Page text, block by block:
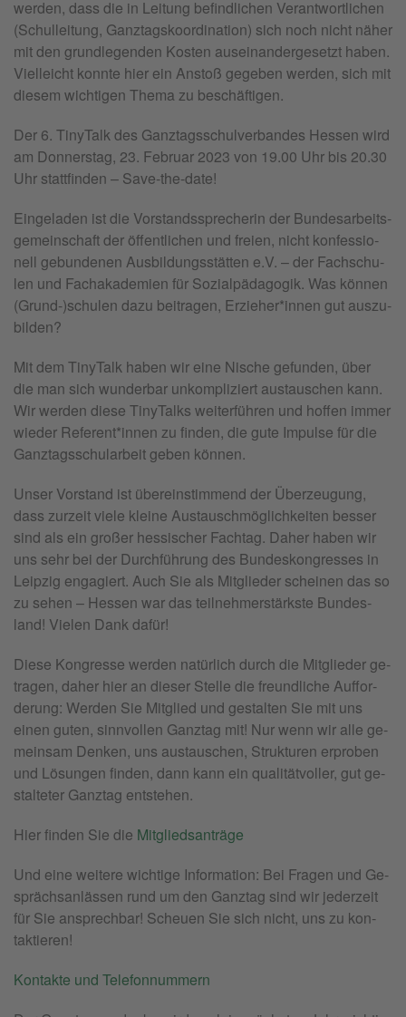
wer­den, dass die in Lei­tung be­find­li­chen Verant­wort­li­chen
(Schul­lei­tung, Ganz­tags­ko­or­di­na­ti­on) sich noch nicht näher
mit den grund­le­gen­den Kos­ten aus­ein­an­der­ge­setzt haben.
Vi­el­leicht konn­te hier ein An­stoß ge­ge­ben wer­den, sich mit
die­sem wich­ti­gen Thema zu be­schäf­ti­gen.
Der 6. Ti­nyTalk des Ganz­tags­schul­ver­ban­des Hes­sen wird
am Don­ners­tag, 23. Fe­bru­ar 2023 von 19.00 Uhr bis 20.30
Uhr statt­fin­den – Save-the-date!
Ein­ge­la­den ist die Vor­stands­spre­che­rin der Bun­des­ar­beits­
ge­mein­schaft der öf­fent­li­chen und frei­en, nicht kon­fes­sio­
nell ge­bun­de­nen Aus­bil­dungs­stät­ten e.V. – der Fach­schu­
len und Fach­aka­de­mi­en für So­zi­al­päd­ago­gik. Was kön­nen
(Grund-)schu­len dazu bei­tra­gen, Er­zie­her*in­nen gut aus­zu­
bil­den?
Mit dem Ti­nyTalk haben wir eine Ni­sche ge­fun­den, über
die man sich wun­der­bar un­kom­pli­ziert aus­tau­schen kann.
Wir wer­den diese Ti­nyTalks wei­ter­füh­ren und hof­fen immer
wie­der Re­fe­rent*in­nen zu fin­den, die gute Im­pul­se für die
Ganz­tags­schul­ar­beit geben kön­nen.
Unser Vor­stand ist über­ein­stim­mend der Über­zeu­gung,
dass zur­zeit viele klei­ne Aus­tauschmög­lich­kei­ten bes­ser
sind als ein großer hes­si­scher Fach­tag. Daher haben wir
uns sehr bei der Durch­füh­rung des Bun­des­kon­gres­ses in
Leip­zig en­ga­giert. Auch Sie als Mit­glie­der schei­nen das so
zu sehen – Hes­sen war das teil­neh­mer­stärks­te Bun­des­
land! Vie­len Dank dafür!
Diese Kon­gres­se wer­den na­tür­lich durch die Mit­glie­der ge­
tra­gen, daher hier an die­ser Stel­le die freund­li­che Auf­for­
de­rung: Wer­den Sie Mit­glied und ge­stal­ten Sie mit uns
einen guten, sinn­vol­len Ganz­tag mit! Nur wenn wir alle ge­
mein­sam Den­ken, uns aus­tau­schen, Struk­tu­ren er­pro­ben
und Lö­sun­gen fin­den, dann kann ein qua­li­tätvol­ler, gut ge­
stal­te­ter Ganz­tag ent­ste­hen.
Hier fin­den Sie die Mit­glieds­an­trä­ge
Und eine wei­te­re wich­ti­ge In­for­ma­ti­on: Bei Fra­gen und Ge­
sprächs­an­läs­sen rund um den Ganz­tag sind wir je­der­zeit
für Sie an­sprech­bar! Scheu­en Sie sich nicht, uns zu kon­
tak­tie­ren!
Kon­tak­te und Te­le­fon­num­mern